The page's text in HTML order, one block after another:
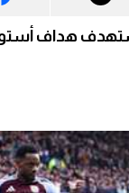
هداف